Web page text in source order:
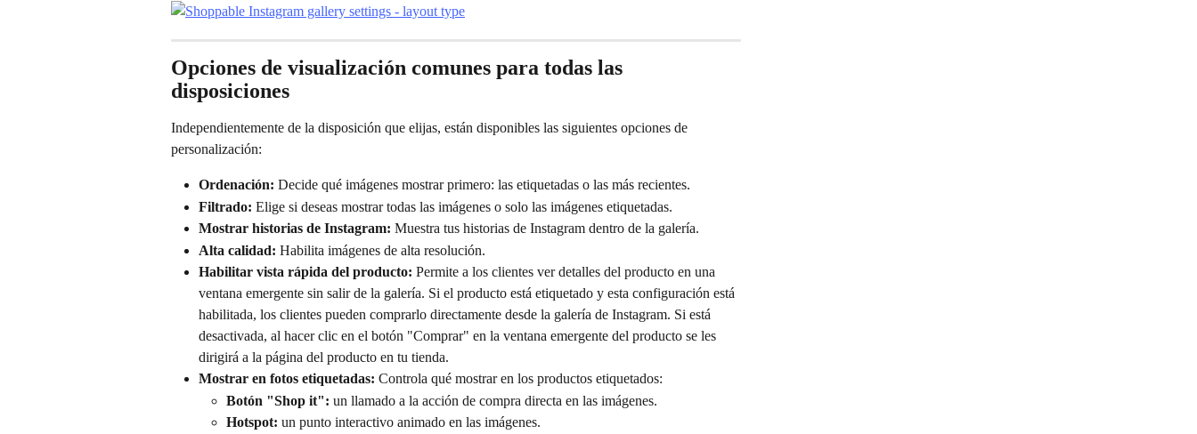
Opciones de visualización comunes para todas las
disposiciones
Independientemente de la disposición que elijas, están disponibles las siguientes opciones de
personalización:
Ordenación: Decide qué imágenes mostrar primero: las etiquetadas o las más recientes.
Filtrado: Elige si deseas mostrar todas las imágenes o solo las imágenes etiquetadas.
Mostrar historias de Instagram: Muestra tus historias de Instagram dentro de la galería.
Alta calidad: Habilita imágenes de alta resolución.
Habilitar vista rápida del producto: Permite a los clientes ver detalles del producto en una
ventana emergente sin salir de la galería. Si el producto está etiquetado y esta configuración está
habilitada, los clientes pueden comprarlo directamente desde la galería de Instagram. Si está
desactivada, al hacer clic en el botón "Comprar" en la ventana emergente del producto se les
dirigirá a la página del producto en tu tienda.
Mostrar en fotos etiquetadas: Controla qué mostrar en los productos etiquetados:
Botón "Shop it": un llamado a la acción de compra directa en las imágenes.
Hotspot: un punto interactivo animado en las imágenes.